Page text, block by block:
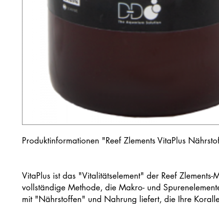
Produktinformationen "Reef Zlements VitaPlus
VitaPlus ist das "Vitalitätselement" der Reef Zlements-
vollständige Methode, die Makro- und
mit "Nährstoffen" und Nahrung liefert, die Ihre